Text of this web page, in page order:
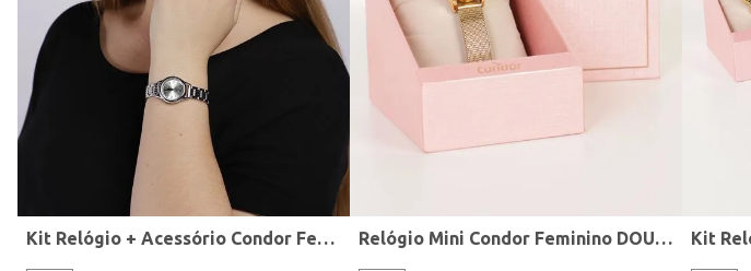
Kit Relógio + Acessório Condor Feminino PRATA Relógio Mini Condor Feminino DOURADO